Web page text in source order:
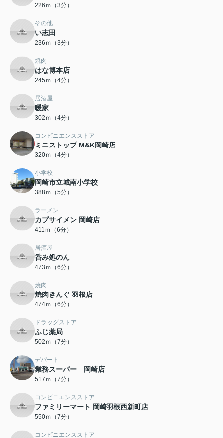
226ｍ（3分）
その他
い志田
236ｍ（3分）
焼肉
はな博本店
245ｍ（4分）
居酒屋
暖家
302ｍ（4分）
コンビニエンスストア
ミニストップ M&K岡崎店
320ｍ（4分）
小学校
岡崎市立城南小学校
388ｍ（5分）
ラーメン
カプサイメン 岡崎店
411ｍ（6分）
居酒屋
呑み処のん
473ｍ（6分）
焼肉
焼肉きんぐ 羽根店
474ｍ（6分）
ドラッグストア
ふじ薬局
502ｍ（7分）
デパート
業務スーパー 岡崎店
517ｍ（7分）
コンビニエンスストア
ファミリーマート 岡崎羽根西新町店
550ｍ（7分）
コンビニエンスストア